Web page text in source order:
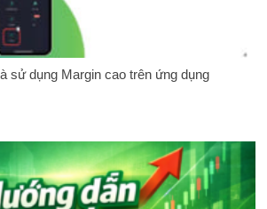
sử dụng Margin cao trên ứng dụng